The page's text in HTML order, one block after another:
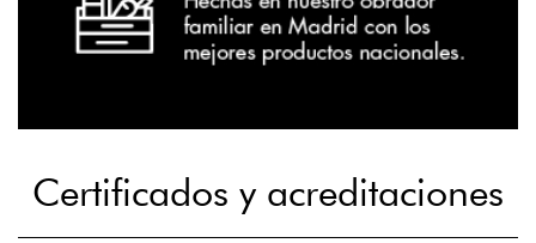
Certificados y acreditaciones